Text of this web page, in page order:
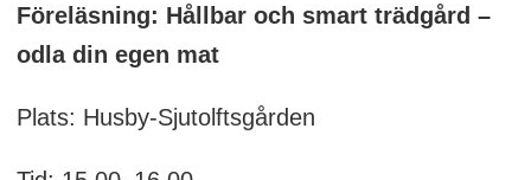
Föreläsning: Hållbar och smart trädgård –
odla din egen mat
Plats: Husby-Sjutolftsgården